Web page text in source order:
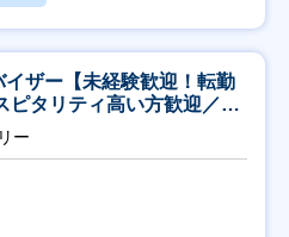
イザー【未経験歓迎！転勤
ピタリティ高い方歓迎／土
ー